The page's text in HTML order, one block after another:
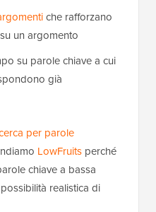
che rafforzano
un argomento
su parole chiave a cui
già
per parole
LowFruits perché
chiave a bassa
realistica di